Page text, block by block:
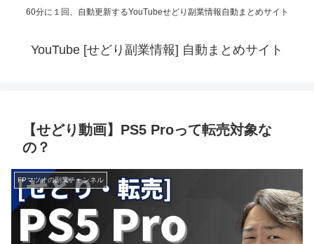
60分に１回、自動更新するYouTubeせどり副業情報自動まとめサイト
YouTube [せどり副業情報] 自動まとめサイト
【せどり動画】PS5 Proって転売対象な
の？
FPマツオの副業チャンネル